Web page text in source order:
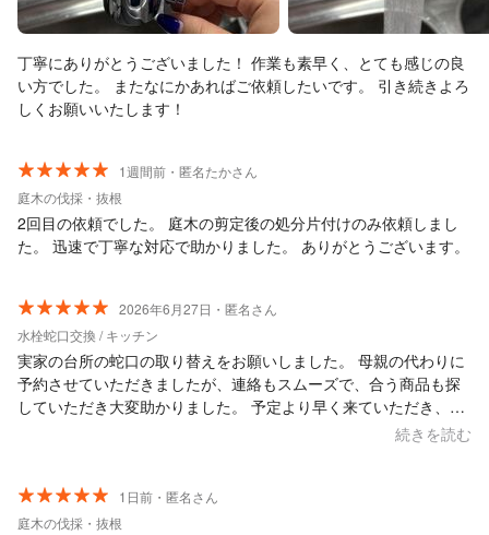
丁寧にありがとうございました！ 作業も素早く、とても感じの良
い方でした。 またなにかあればご依頼したいです。 引き続きよろ
しくお願いいたします！
1週間前・匿名たかさん
庭木の伐採・抜根
2回目の依頼でした。 庭木の剪定後の処分片付けのみ依頼しまし
た。 迅速で丁寧な対応で助かりました。 ありがとうございます。
2026年6月27日・匿名さん
水栓蛇口交換 / キッチン
実家の台所の蛇口の取り替えをお願いしました。 母親の代わりに
予約させていただきましたが、連絡もスムーズで、合う商品も探
していただき大変助かりました。 予定より早く来ていただき、母
も助かったと喜んでいました。 また機会があったらお願いしたい
続きを読む
1日前・匿名さん
庭木の伐採・抜根